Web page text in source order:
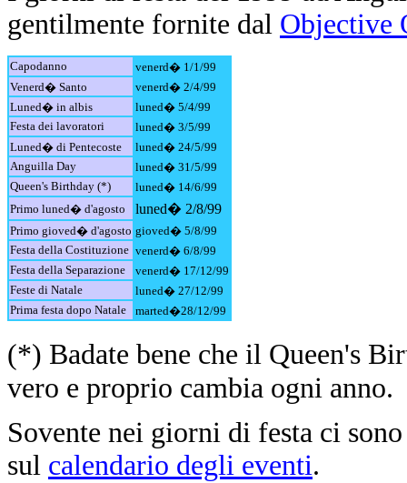
gentilmente fornite dal Objective
Capodanno
venerd� 1/1/99
Venerd� Santo
venerd� 2/4/99
Luned� in albis
luned� 5/4/99
Festa dei lavoratori
luned� 3/5/99
Luned� di Pentecoste
luned� 24/5/99
Anguilla Day
luned� 31/5/99
Queen's Birthday (*)
luned� 14/6/99
Primo luned� d'agosto
luned� 2/8/99
Primo gioved� d'agosto gioved� 5/8/99
Festa della Costituzione venerd� 6/8/99
Festa della Separazione
venerd� 17/12/99
Feste di Natale
luned� 27/12/99
Prima festa dopo Natale
marted�28/12/99
(*) Badate bene che il Queen's
vero e proprio cambia ogni anno.
Sovente nei giorni di festa ci
sul calendario degli eventi.